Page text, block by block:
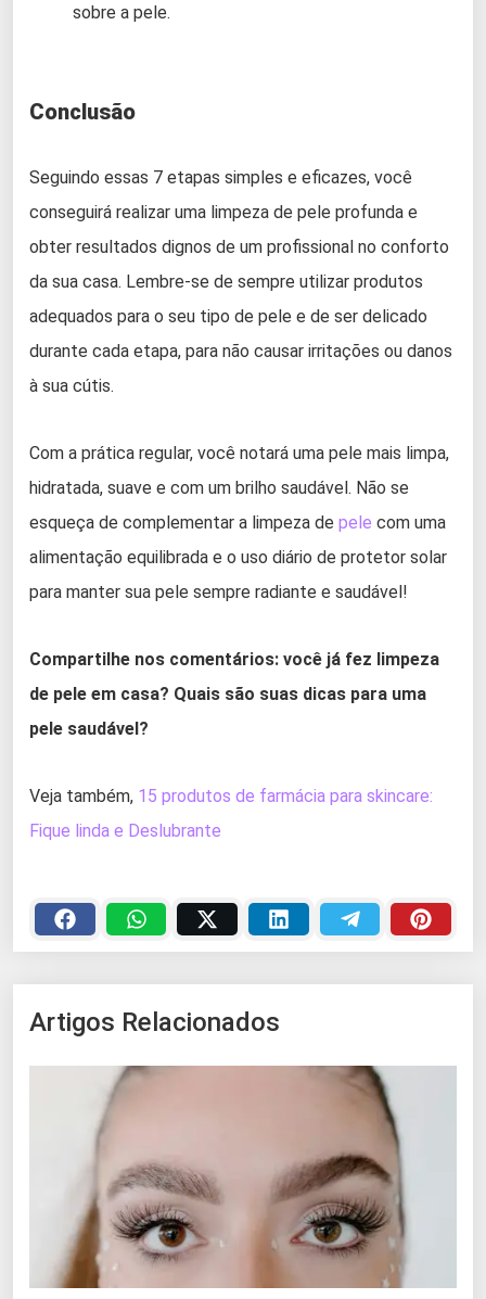
sobre a pele.
Conclusão
Seguindo essas 7 etapas simples e eficazes, você
conseguirá realizar uma limpeza de pele profunda e
obter resultados dignos de um profissional no conforto
da sua casa. Lembre-se de sempre utilizar produtos
adequados para o seu tipo de pele e de ser delicado
durante cada etapa, para não causar irritações ou danos
à sua cútis.
Com a prática regular, você notará uma pele mais limpa,
hidratada, suave e com um brilho saudável. Não se
esqueça de complementar a limpeza de pele com uma
alimentação equilibrada e o uso diário de protetor solar
para manter sua pele sempre radiante e saudável!
Compartilhe nos comentários: você já fez limpeza
de pele em casa? Quais são suas dicas para uma
pele saudável?
Veja também, 15 produtos de farmácia para skincare:
Fique linda e Deslubrante
Artigos Relacionados